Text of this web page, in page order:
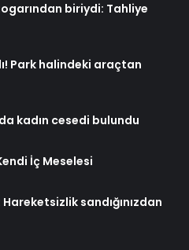
biriydi: Tahliye
Park halindeki araçtan
kadın cesedi bulundu
İç Meselesi
sandığınızdan